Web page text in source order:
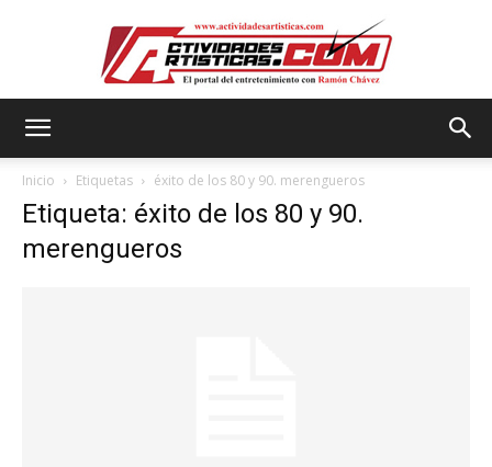
Inicio Etiquetas éxito de los 80 y 90. merengueros
Etiqueta: éxito de los 80 y 90.
merengueros